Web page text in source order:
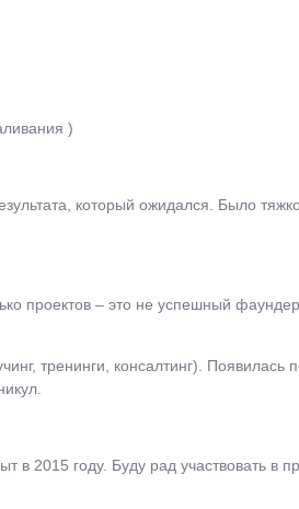
)
который ожидался. Было
проектов – это не успешный
тренинги, консалтинг). Появилась
2015 году. Буду рад участвовать в